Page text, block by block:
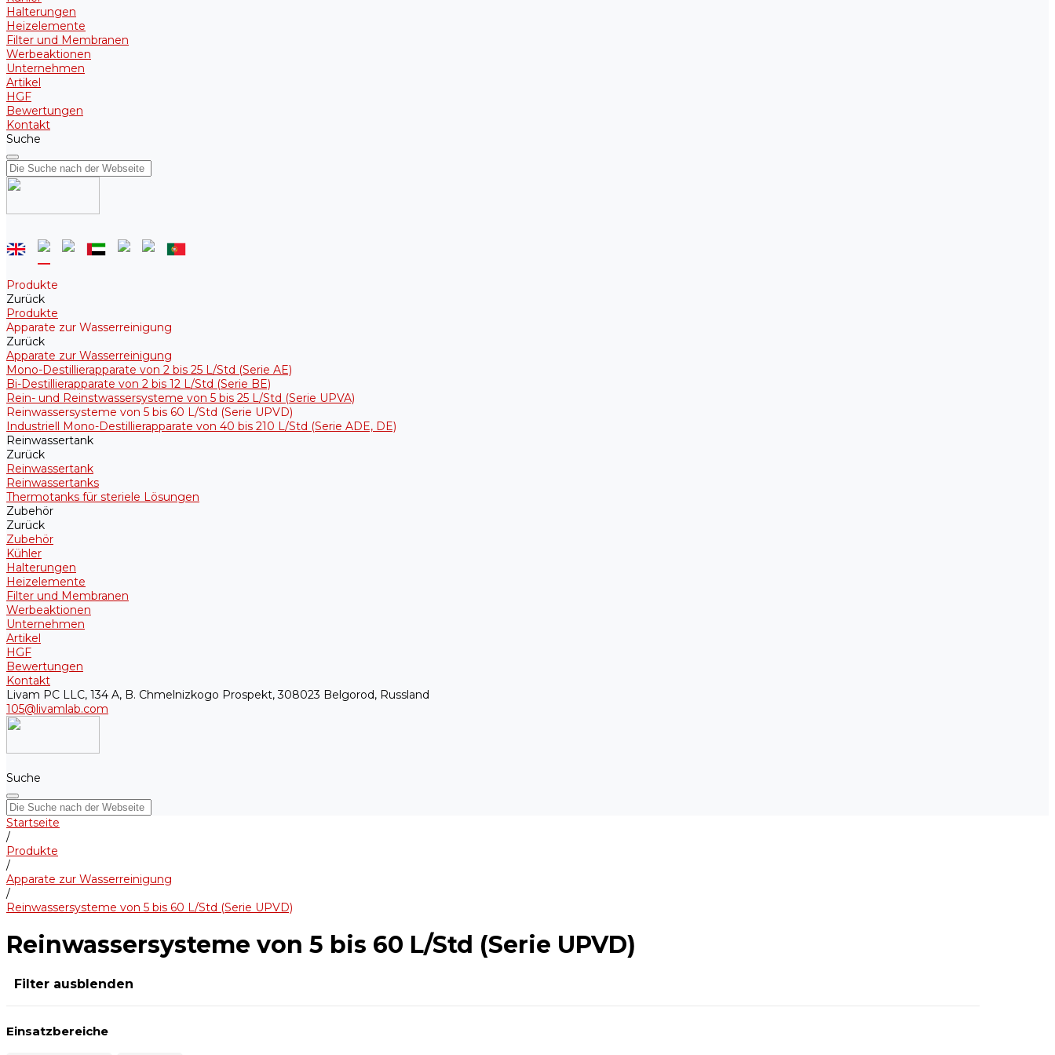
Halterungen
Heizelemente
Filter und Membranen
Werbeaktionen
Unternehmen
Artikel
HGF
Bewertungen
Kontakt
Suche
Produkte
Zurück
Produkte
Apparate zur Wasserreinigung
Zurück
Apparate zur Wasserreinigung
Mono-Destillierapparate von 2 bis 25 L/Std (Serie AE)
Bi-Destillierapparate von 2 bis 12 L/Std (Serie BE)
Rein- und Reinstwassersysteme von 5 bis 25 L/Std (Serie UPVA)
Reinwassersysteme von 5 bis 60 L/Std (Serie UPVD)
Industriell Mono-Destillierapparate von 40 bis 210 L/Std (Serie ADE, DE)
Reinwassertank
Zurück
Reinwassertank
Reinwassertanks
Thermotanks für steriele Lösungen
Zubehör
Zurück
Zubehör
Kühler
Halterungen
Heizelemente
Filter und Membranen
Werbeaktionen
Unternehmen
Artikel
HGF
Bewertungen
Kontakt
Livam PC LLC, 134 A, B. Chmelnizkogo Prospekt, 308023 Belgorod, Russland
105@livamlab.com
Suche
Startseite
/
Produkte
/
Apparate zur Wasserreinigung
/
Reinwassersysteme von 5 bis 60 L/Std (Serie UPVD)
Reinwassersysteme von 5 bis 60 L/Std (Serie UPVD)
Filter ausblenden
Einsatzbereiche